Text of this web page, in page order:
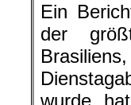
Ein
der
wurde,